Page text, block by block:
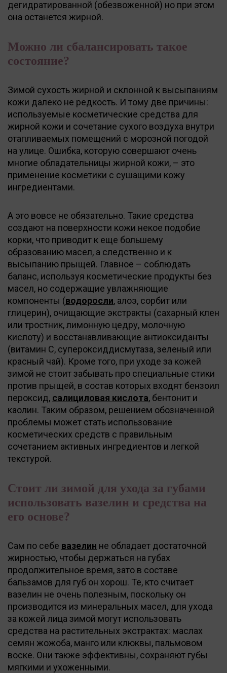
дегидратированной (обезвоженной) но при этом
она останется жирной.
Можно ли сбалансировать такое
состояние?
Зимой сухость жирной и склонной к высыпаниям
кожи далеко не редкость. И тому две причины:
используемые косметические средства для
жирной кожи и сочетание сухого воздуха внутри
отапливаемых помещений с морозной погодой
на улице. Ошибка, которую совершают очень
многие обладательницы жирной кожи, – это
применение косметики с сушащими кожу
ингредиентами.
А это вовсе не обязательно. Такие средства
создают на поверхности кожи некое подобие
корки, что приводит к еще большему
образованию масел, а следственно и к
высыпанию прыщей. Главное – соблюдать
баланс, используя косметические продукты без
масел, но содержащие увлажняющие
компоненты (водоросли, алоэ, сорбит или
глицерин), очищающие экстракты (сахарный клен
или тростник, лимонную цедру, молочную
кислоту) и восстанавливающие антиоксиданты
(витамин С, супероксиддисмутаза, зеленый или
красный чай). Кроме того, при уходе за кожей
зимой не стоит забывать про специальные стики
против прыщей, в состав которых входят бензоил
пероксид, салициловая кислота, бентонит и
каолин. Таким образом, решением обозначенной
проблемы может стать использование
косметических средств с правильным
сочетанием активных ингредиентов и легкой
текстурой.
Стоит ли зимой для ухода за губами
использовать вазелин и средства на
его основе?
Сам по себе вазелин не обладает достаточной
жирностью, чтобы держаться на губах
продолжительное время, зато в составе
бальзамов для губ он хорош. Те, кто считает
вазелин не очень полезным, поскольку он
производится из минеральных масел, для ухода
за кожей лица зимой могут использовать
средства на растительных экстрактах: маслах
семян жожоба, манго или клюквы, пальмовом
воске. Они также эффективны, сохраняют губы
мягкими и ухоженными.